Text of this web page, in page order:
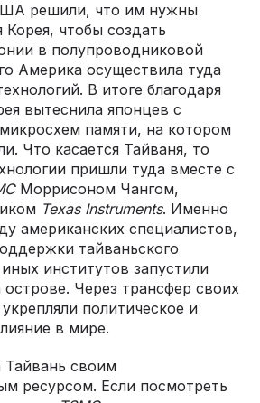
решили, что им нужны
чтобы создать
в полупроводниковой
Америка осуществила туда
В итоге благодаря
вытеснила японцев с
памяти, на котором
Что касается Тайваня, то
пришли туда вместе с
Моррисоном Чангом,
Texas Instruments. Именно
американских специалистов,
тайваньского
институтов запустили
Через трансфер своих
политическое и
в мире.
Тайвань своим
ресурсом. Если посмотреть